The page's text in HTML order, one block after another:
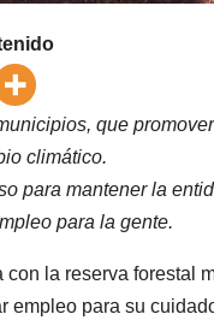
que
climático.
para mantener la
para la gente.
la reserva forestal
empleo para su